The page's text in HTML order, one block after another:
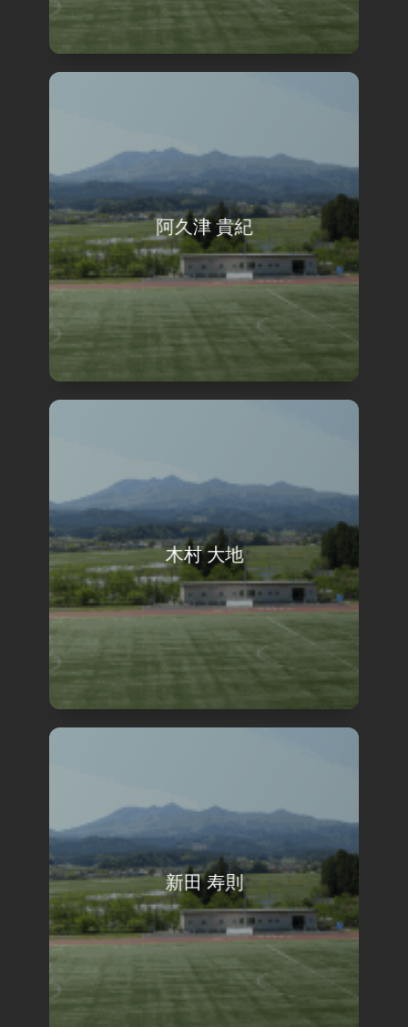
阿久津 貴紀
view
木村 大地
view
新田 寿則
view